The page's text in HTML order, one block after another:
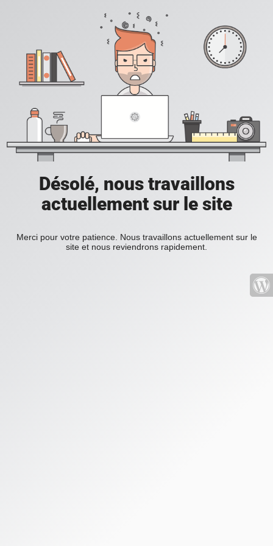
Désolé, nous travaillons
actuellement sur le site
Merci pour votre patience. Nous travaillons actuellement sur le
site et nous reviendrons rapidement.